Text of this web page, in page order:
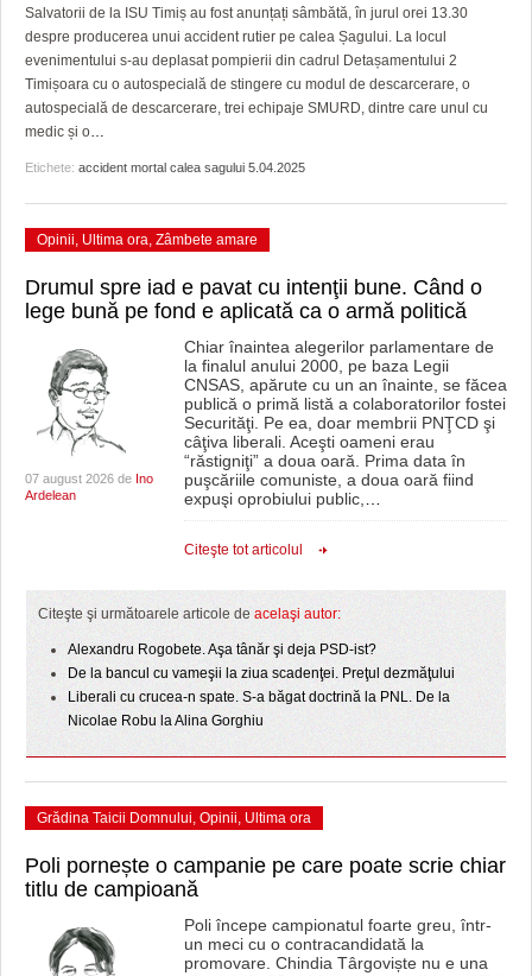
GRĂDINA TAICII DOMNULUI
ZIARISTU’ DE TERASĂ
CU OIŞTEA-N KIERKEGAARD
PE SURSE
CRONICĂ DE FILM
UNDE MERGEM
FILME DOCUMENTARE
JOCURI ONLINE
ACCIDENTE
ANUNŢURI
INFO SI UTILE
INVATAMANT
JUSTITIE
FILME DOCUMENTARE
CLIPURI VIDEO
JOCURI ONLINE
DIVERSE
FARMACII DIN TIMIŞOARA
HARTA TIMIŞOAREI
LICEE, ŞCOLI ŞI GRĂDINIŢE DIN TIMIŞ
SFATUL MEDICULUI
Salvatorii de la ISU Timiș au fost anunțați sâmbătă, în jurul orei 13.30
despre producerea unui accident rutier pe calea Șagului. La locul
evenimentului s-au deplasat pompierii din cadrul Detașamentului 2
Timișoara cu o autospecială de stingere cu modul de descarcerare, o
autospecială de descarcerare, trei echipaje SMURD, dintre care unul cu
medic și o…
Etichete: accident mortal calea sagului 5.04.2025
Opinii, Ultima ora, Zâmbete amare
Drumul spre iad e pavat cu intenţii bune. Când o
lege bună pe fond e aplicată ca o armă politică
07 august 2026 de Ino
Ardelean
Chiar înaintea alegerilor parlamentare de
la finalul anului 2000, pe baza Legii
CNSAS, apărute cu un an înainte, se făcea
publică o primă listă a colaboratorilor fostei
Securităţi. Pe ea, doar membrii PNŢCD şi
câţiva liberali. Aceşti oameni erau
“răstigniţi” a doua oară. Prima data în
puşcăriile comuniste, a doua oară fiind
expuşi oprobiului public,…
Citeşte tot articolul
Citeşte şi următoarele articole de acelaşi autor:
Alexandru Rogobete. Aşa tânăr şi deja PSD-ist?
De la bancul cu vameşii la ziua scadenţei. Preţul dezmăţului
Liberali cu crucea-n spate. S-a băgat doctrină la PNL. De la
Nicolae Robu la Alina Gorghiu
Grădina Taicii Domnului, Opinii, Ultima ora
Poli pornește o campanie pe care poate scrie chiar
titlu de campioană
Poli începe campionatul foarte greu, într-
un meci cu o contracandidată la
promovare. Chindia Târgoviște nu e una